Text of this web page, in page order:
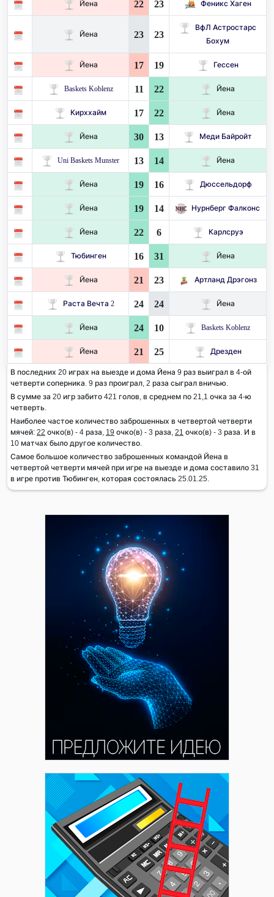
Йена 22 23 Феникс Хаген
Йена 23 23
ВфЛ Астростарс
Бохум
Йена 17 19 Гессен
Baskets Koblenz 11 22 Йена
Кирххайм 17 22 Йена
Йена 30 13 Меди Байройт
Uni Baskets Munster 13 14 Йена
Йена 19 16 Дюссельдорф
Йена 19 14 Нурнберг Фалконс
Йена 22 6 Карлсруэ
Тюбинген 16 31 Йена
Йена 21 23 Артланд Дрэгонз
Раста Вечта 2 24 24 Йена
Йена 24 10 Baskets Koblenz
Йена 21 25 Дрезден
В последних 20 играх на выезде и дома Йена 9 раз выиграл в 4-ой
четверти соперника. 9 раз проиграл, 2 раза сыграл вничью.
В сумме за 20 игр забито 421 голов, в среднем по 21,1 очка за 4-ю
четверть.
Наиболее частое количество заброшенных в четвертой четверти
мячей: 22 очко(в) - 4 раза, 19 очко(в) - 3 раза, 21 очко(в) - 3 раза. И в
10 матчах было другое количество.
Самое большое количество заброшенных командой Йена в
четвертой четверти мячей при игре на выезде и дома составило 31
в игре против Тюбинген, которая состоялась 25.01.25.